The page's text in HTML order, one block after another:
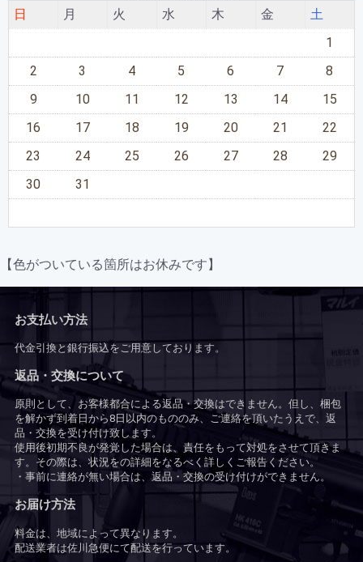
日
月 火 水 木 金
土
1
2
3 4 5 6 7
8
9
10 11 12 13 14
15
16
17 18 19 20 21
22
23
24 25 26 27 28
29
30
31
【色がついている箇所はお休みです】
お支払い方法
代金引換と銀行振込をご用意しております。
返品・交換について
原則として、お客様都合による返品・交換はできません。但し、梱包
を解かず到着日から8日以内のもののみ、ご連絡を頂いたうえで、返
品・交換を受け付け致します。
使用後初期不良が発覚した場合は、責任をもって対処をさせて頂きま
す。その際は、状況をの詳細をなるべく詳しくご報告ください。
・事前に連絡が無い場合は、返品・交換の受け付けができません。
お届け方法
料金は、地域によって異なります。
配送業者は佐川急便にて配送を行っています。